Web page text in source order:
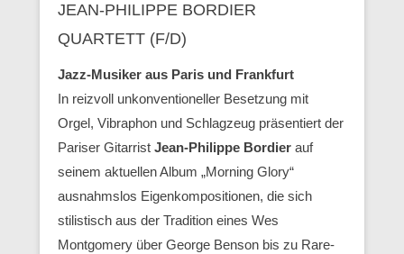
JEAN-PHILIPPE BORDIER
QUARTETT (F/D)
Jazz-Musiker aus Paris und Frankfurt
In reizvoll unkonventioneller Besetzung mit
Orgel, Vibraphon und Schlagzeug präsentiert der
Pariser Gitarrist Jean-Philippe Bordier auf
seinem aktuellen Album „Morning Glory“
ausnahmslos Eigenkompositionen, die sich
stilistisch aus der Tradition eines Wes
Montgomery über George Benson bis zu Rare-